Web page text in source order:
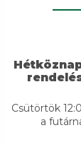
Csütörtök
a